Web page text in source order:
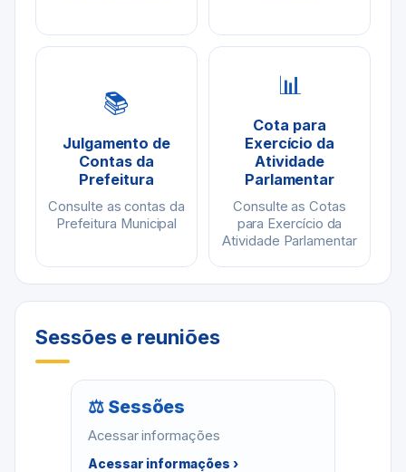
📚
Julgamento de
Contas da
Prefeitura
Consulte as contas da
Prefeitura Municipal
📊
Cota para
Exercício da
Atividade
Parlamentar
Consulte as Cotas
para Exercício da
Atividade Parlamentar
Sessões e reuniões
⚖ Sessões
Acessar informações
Acessar informações ›